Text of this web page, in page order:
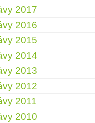
2017
2016
2015
2014
2013
2012
2011
2010